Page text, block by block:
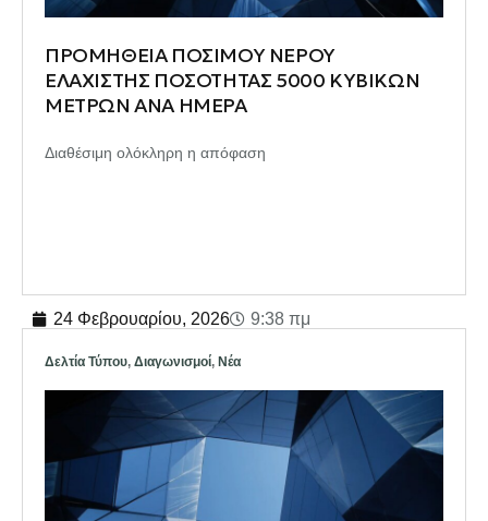
ΠΡΟΜΗΘΕΙΑ ΠΟΣΙΜΟΥ ΝΕΡΟΥ
ΕΛΑΧΙΣΤΗΣ ΠΟΣΟΤΗΤΑΣ 5000 ΚΥΒΙΚΩΝ
ΜΕΤΡΩΝ ΑΝΑ ΗΜΕΡΑ
Διαθέσιμη ολόκληρη η απόφαση
24 Φεβρουαρίου, 2026 9:38 πμ
Δελτία Τύπου, Διαγωνισμοί, Νέα